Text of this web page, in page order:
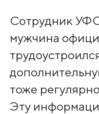
Сотрудник
мужчина
тоже
Эту